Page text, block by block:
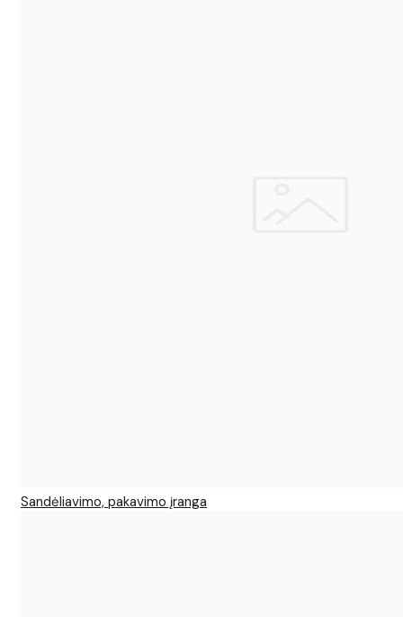
Sandėliavimo, pakavimo įranga